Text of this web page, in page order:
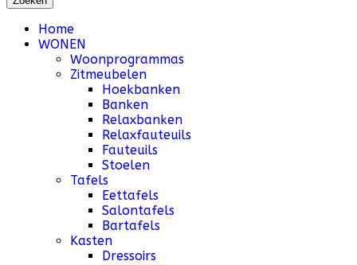
Home
WONEN
Woonprogrammas
Zitmeubelen
Hoekbanken
Banken
Relaxbanken
Relaxfauteuils
Fauteuils
Stoelen
Tafels
Eettafels
Salontafels
Bartafels
Kasten
Dressoirs